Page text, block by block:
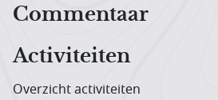
Hoofdnavigatiemenu
Commentaar
Activiteiten
Overzicht activiteiten